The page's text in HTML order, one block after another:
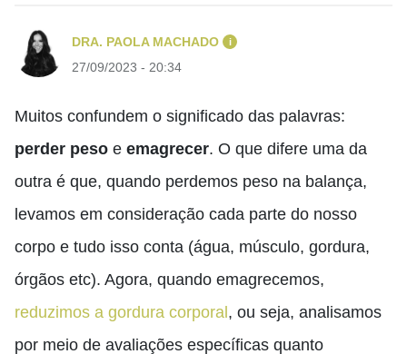
DRA. PAOLA MACHADO i
27/09/2023 - 20:34
Muitos confundem o significado das palavras:
perder peso e emagrecer. O que difere uma da
outra é que, quando perdemos peso na balança,
levamos em consideração cada parte do nosso
corpo e tudo isso conta (água, músculo, gordura,
órgãos etc). Agora, quando emagrecemos,
reduzimos a gordura corporal , ou seja, analisamos
por meio de avaliações específicas quanto